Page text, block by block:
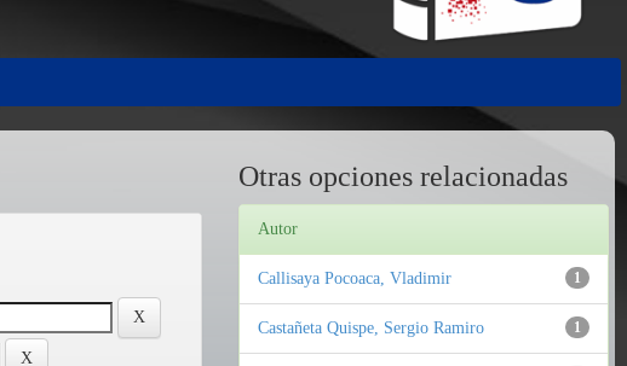
Otras opciones relacionadas
Autor
1
Callisaya Pocoaca, Vladimir
1
Castañeta Quispe, Sergio Ramiro